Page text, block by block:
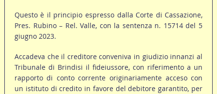
Questo è il principio espresso dalla Corte di Cassazione,
Pres. Rubino – Rel. Valle, con la sentenza n. 15714 del 5
giugno 2023.
Accadeva che il creditore conveniva in giudizio innanzi al
Tribunale di Brindisi il fideiussore, con riferimento a un
rapporto di conto corrente originariamente acceso con
un istituto di credito in favore del debitore garantito, per